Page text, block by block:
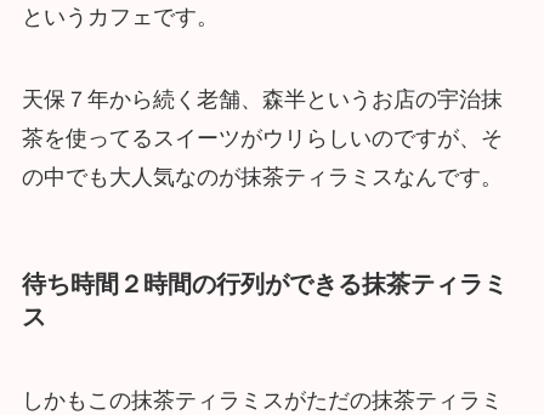
というカフェです。
天保７年から続く老舗、森半というお店の宇治抹
茶を使ってるスイーツがウリらしいのですが、そ
の中でも大人気なのが抹茶ティラミスなんです。
待ち時間２時間の行列ができる抹茶ティラミ
ス
しかもこの抹茶ティラミスがただの抹茶ティラミ